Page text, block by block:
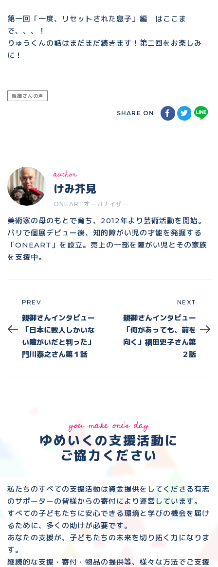
第一回「一度、リセットされた息子」編 はここま
で、、、！
りゅうくんの話はまだまだ続きます！第二回をお楽しみ
に！
親御さんの声
SHARE ON
author
けみ芥見
ONEARTオーガナイザー
美術家の母のもとで育ち、2012年より芸術活動を開始。
パリで個展デビュー後、知的障がい児の才能を発掘する
「ONEART」を設立。売上の一部を障がい児とその家族
を支援中。
Prev
PREV
親御さんインタビュー
「日本に数人しかいな
い障がいだと判った」
門川泰之さん第１話
NEXT
親御さんインタビュー
「何があっても、前を
向く」福田史子さん第
２話
you make one's day
ゆめいくの支援活動に
ご協力ください
私たちのすべての支援活動は資金提供をしてくださる有志
のサポーターの皆様からの寄付により運営しています。
すべての子どもたちに安心できる環境と 学びの機会を届け
るために、多くの助けが必要です。
あなたの支援が、子どもたちの未来を切り拓く力になりま
す。
継続的な支援・寄付・物品の提供等、様々な方法でご支援